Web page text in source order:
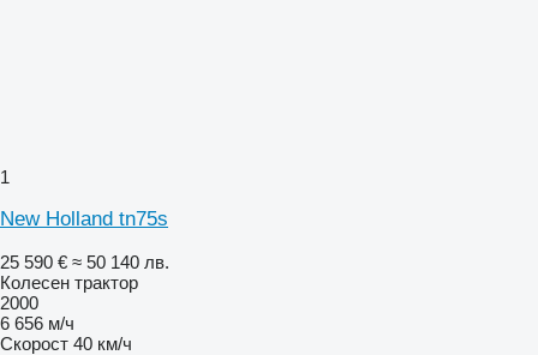
1
New Holland tn75s
25 590 € ≈ 50 140 лв.
Колесен трактор
2000
6 656 м/ч
Скорост 40 км/ч